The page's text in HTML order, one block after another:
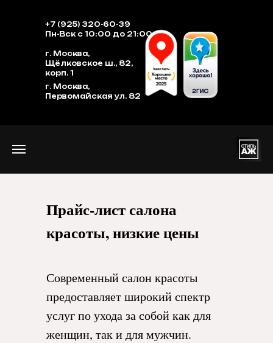
+7 (925) 320-60-39
Пн-Вск с 10:00 до 21:00
г. Москва,
Щёлковское ш., 82,
корп. 1
г. Москва,
Первомайская ул. 82
Прайс-лист салона
красоты, низкие цены
Современный салон красоты
предоставляет широкий спектр
услуг по ухода за собой как для
женщин, так и для мужчин.